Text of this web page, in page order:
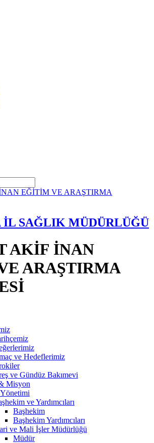
İL SAĞLIK MÜDÜRLÜĞÜ
AKİF İNAN
ARAŞTIRMA
ve Hedeflerimiz
ve Gündüz Bakımevi
Misyon
ve Yardımcıları
Başhekim
Başhekim Yardımcıları
ve Mali İşler Müdürlüğü
Müdür